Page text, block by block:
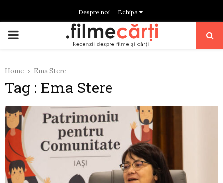
Despre noi Echipa
PRIMARY
Home Ema Stere
Tag : Ema Stere